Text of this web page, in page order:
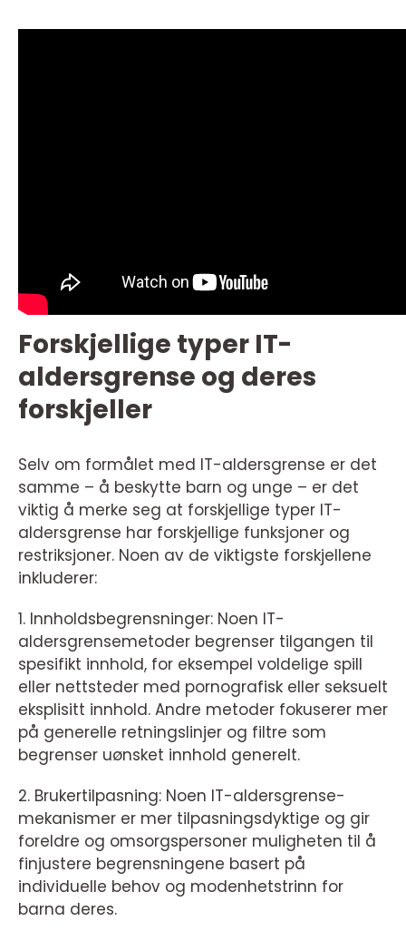
Forskjellige typer IT-
aldersgrense og deres
forskjeller
Selv om formålet med IT-aldersgrense er det
samme – å beskytte barn og unge – er det
viktig å merke seg at forskjellige typer IT-
aldersgrense har forskjellige funksjoner og
restriksjoner. Noen av de viktigste forskjellene
inkluderer:
1. Innholdsbegrensninger: Noen IT-
aldersgrensemetoder begrenser tilgangen til
spesifikt innhold, for eksempel voldelige spill
eller nettsteder med pornografisk eller seksuelt
eksplisitt innhold. Andre metoder fokuserer mer
på generelle retningslinjer og filtre som
begrenser uønsket innhold generelt.
2. Brukertilpasning: Noen IT-aldersgrense-
mekanismer er mer tilpasningsdyktige og gir
foreldre og omsorgspersoner muligheten til å
finjustere begrensningene basert på
individuelle behov og modenhetstrinn for
barna deres.